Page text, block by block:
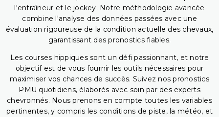
l'entraîneur et le jockey. Notre méthodologie avancée
combine l'analyse des données passées avec une
évaluation rigoureuse de la condition actuelle des chevaux,
garantissant des pronostics fiables.
Les courses hippiques sont un défi passionnant, et notre
objectif est de vous fournir les outils nécessaires pour
maximiser vos chances de succès. Suivez nos pronostics
PMU quotidiens, élaborés avec soin par des experts
chevronnés. Nous prenons en compte toutes les variables
pertinentes, y compris les conditions de piste, la météo, et